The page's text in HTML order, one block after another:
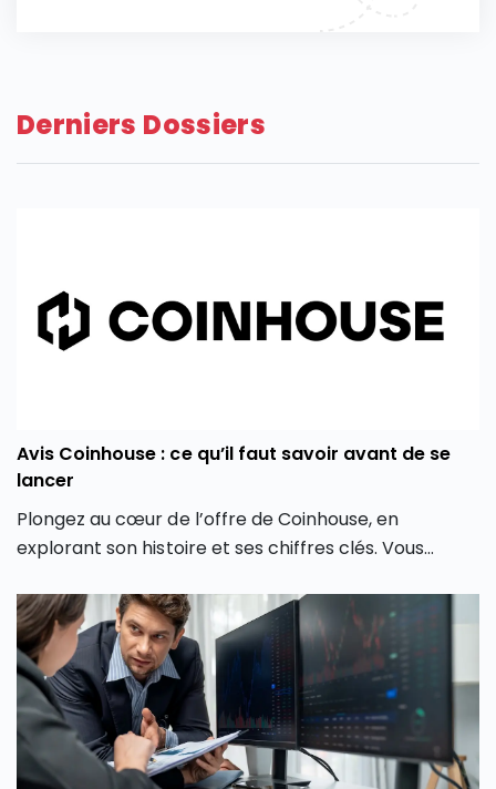
Derniers Dossiers
Avis Coinhouse : ce qu’il faut savoir avant de se
lancer
Plongez au cœur de l’offre de Coinhouse, en
explorant son histoire et ses chiffres clés. Vous
monnaies disponibles, les frais associés, et comment
la plateforme crypto Coinhouse vous permet de
mieux gérer vos investissements en monnaie
virtuelle.